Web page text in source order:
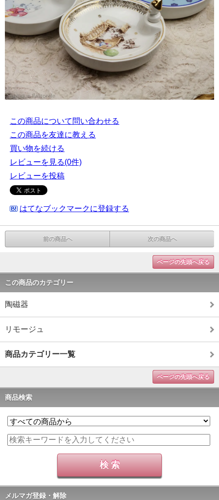
この商品について問い合わせる
この商品を友達に教える
買い物を続ける
レビューを見る(0件)
レビューを投稿
はてなブックマークに登録する
前の商品へ 次の商品へ
ページの先頭へ戻る
この商品のカテゴリー
陶磁器
リモージュ
商品カテゴリー一覧
ページの先頭へ戻る
商品検索
メルマガ登録・解除